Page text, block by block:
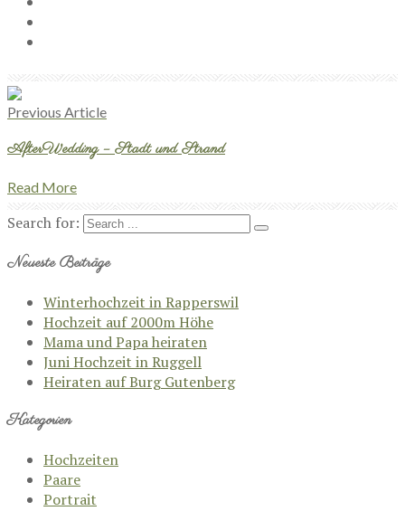
Previous Article
AfterWedding – Stadt und Strand
Read More
Search for:
Neueste Beiträge
Winterhochzeit in Rapperswil
Hochzeit auf 2000m Höhe
Mama und Papa heiraten
Juni Hochzeit in Ruggell
Heiraten auf Burg Gutenberg
Kategorien
Hochzeiten
Paare
Portrait